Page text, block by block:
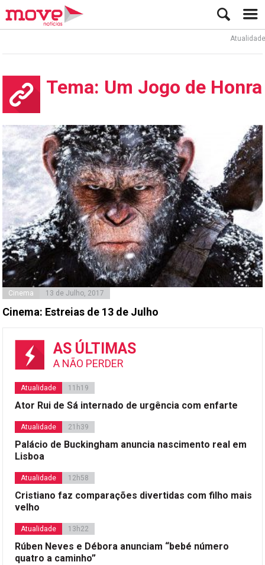
Atualidade
Tema: Um Jogo de Honra
Cinema 13 de Julho, 2017
Cinema: Estreias de 13 de Julho
AS ÚLTIMAS
A NÃO PERDER
Atualidade 11h19
Ator Rui de Sá internado de urgência com enfarte
Atualidade 21h39
Palácio de Buckingham anuncia nascimento real em
Lisboa
Atualidade 12h58
Cristiano faz comparações divertidas com filho mais
velho
Atualidade 13h22
Rúben Neves e Débora anunciam “bebé número
quatro a caminho”